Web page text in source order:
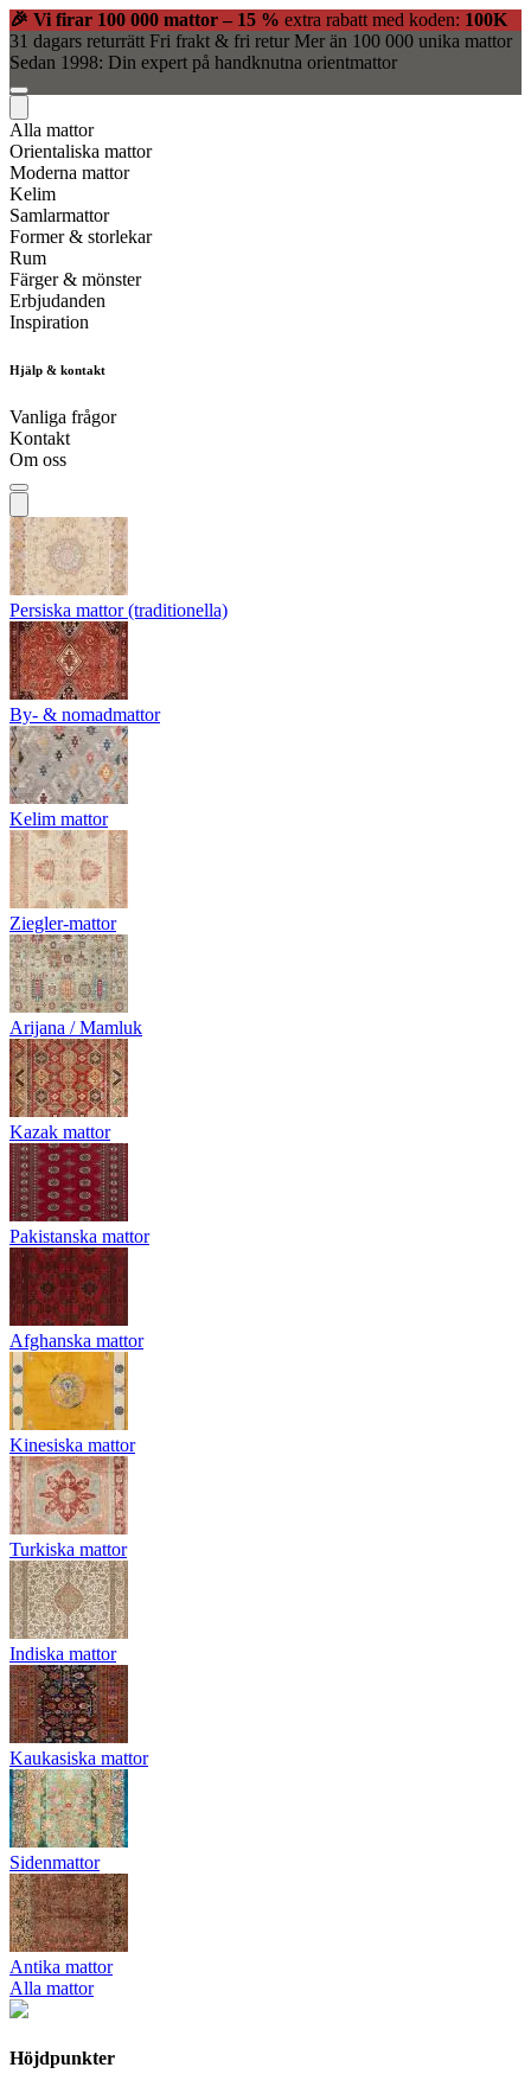
🎉 Vi firar 100 000 mattor – 15 % extra rabatt med koden: 100K
31 dagars returrätt Fri frakt & fri retur Mer än 100 000 unika mattor
Sedan 1998: Din expert på handknutna orientmattor
Alla mattor
Orientaliska mattor
Moderna mattor
Kelim
Samlarmattor
Former & storlekar
Rum
Färger & mönster
Erbjudanden
Inspiration
Hjälp & kontakt
Vanliga frågor
Kontakt
Om oss
Persiska mattor (traditionella)
By- & nomadmattor
Kelim mattor
Ziegler-mattor
Arijana / Mamluk
Kazak mattor
Pakistanska mattor
Afghanska mattor
Kinesiska mattor
Turkiska mattor
Indiska mattor
Kaukasiska mattor
Sidenmattor
Antika mattor
Alla mattor
Höjdpunkter